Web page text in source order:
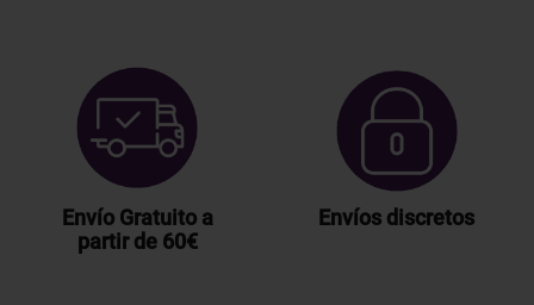
Envío Gratuito a
partir de 60€
Envíos discretos